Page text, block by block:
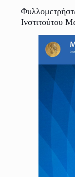
Ινστιτούτου